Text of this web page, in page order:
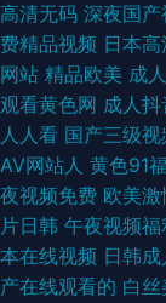
高清无码 深夜国产
费精品视频 日本
网站 精品欧美 成
观看黄色网 成人抖
人人看 国产三级
AV网站人 黄色91
夜视频免费 欧美激
片日韩 午夜视频
本在线视频 日韩成
产在线观看的 白